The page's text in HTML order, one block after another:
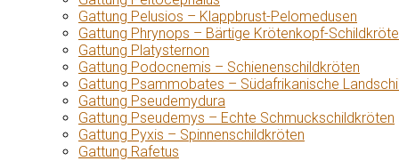
Gattung Pelusios – Klappbrust-Pelomedusen
Gattung Phrynops – Bärtige Krötenkopf-
Gattung Platysternon
Gattung Podocnemis – Schienenschildkröten
Gattung Psammobates – Südafrikanische
Gattung Pseudemydura
Gattung Pseudemys – Echte Schmuckschildkröten
Gattung Pyxis – Spinnenschildkröten
Gattung Rafetus